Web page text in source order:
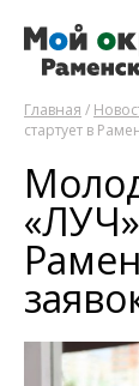
Главная /
стартует в